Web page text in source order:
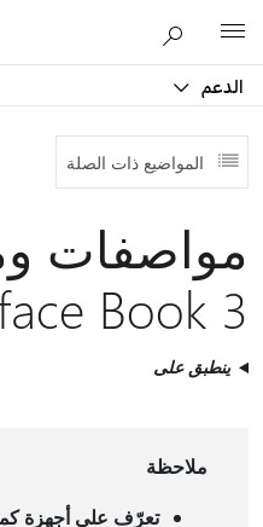
الدعم
المواضيع ذات الصلة
مواصفات
Book 3
ينطبق على
ملاحظة